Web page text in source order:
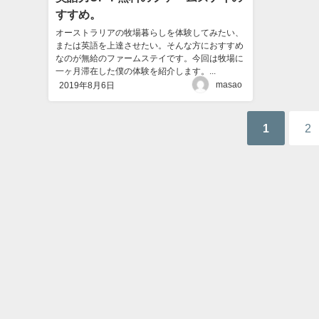
すすめ。
オーストラリアの牧場暮らしを体験してみたい、
または英語を上達させたい。そんな方におすすめ
なのが無給のファームステイです。今回は牧場に
一ヶ月滞在した僕の体験を紹介します。...
2019年8月6日
masao
1 2